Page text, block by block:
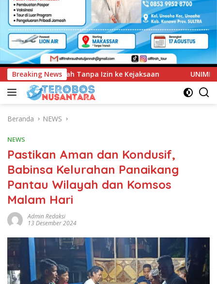
Breaking News
Kejaksaan UNIMEN Tambah Delapan Program
Beranda NEWS
NEWS
Pastikan Aman dan Kondusif,
Babinsa Kelurahan Panaikang
Pantau Wilayah dan Komsos
Malam Hari
Admin Redaksi
13 Desember 2024